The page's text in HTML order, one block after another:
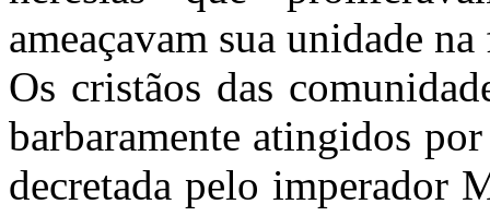
ameaçavam sua unidade na
Os cristãos das
barbaramente atingidos
decretada pelo imperador